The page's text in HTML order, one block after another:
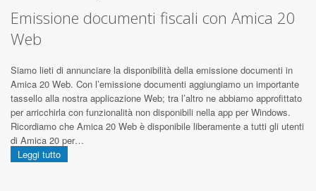
Emissione documenti fiscali con Amica 20
Web
Siamo lieti di annunciare la disponibilità della emissione documenti in
Amica 20 Web. Con l’emissione documenti aggiungiamo un importante
tassello alla nostra applicazione Web; tra l’altro ne abbiamo approfittato
per arricchirla con funzionalità non disponibili nella app per Windows.
Ricordiamo che Amica 20 Web è disponibile liberamente a tutti gli utenti
di Amica 20 per…
Leggi tutto